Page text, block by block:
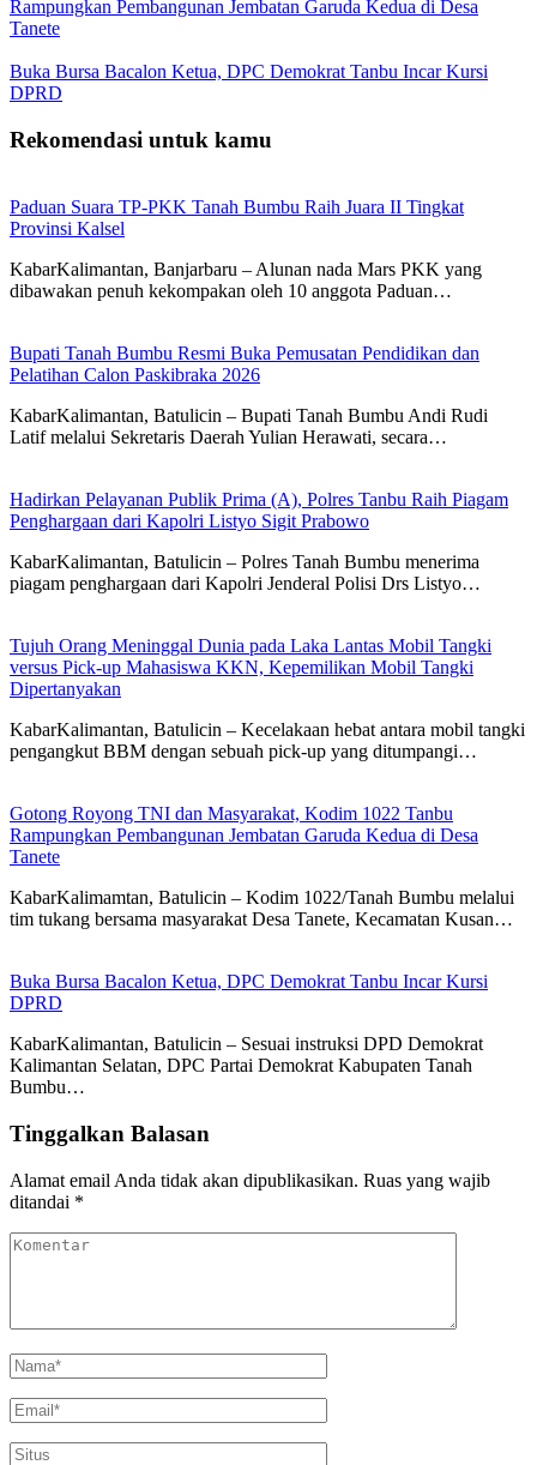
Rampungkan Pembangunan Jembatan Garuda Kedua di Desa
Tanete
Buka Bursa Bacalon Ketua, DPC Demokrat Tanbu Incar Kursi
DPRD
Rekomendasi untuk kamu
Paduan Suara TP-PKK Tanah Bumbu Raih Juara II Tingkat
Provinsi Kalsel
KabarKalimantan, Banjarbaru – Alunan nada Mars PKK yang
dibawakan penuh kekompakan oleh 10 anggota Paduan…
Bupati Tanah Bumbu Resmi Buka Pemusatan Pendidikan dan
Pelatihan Calon Paskibraka 2026
KabarKalimantan, Batulicin – Bupati Tanah Bumbu Andi Rudi
Latif melalui Sekretaris Daerah Yulian Herawati, secara…
Hadirkan Pelayanan Publik Prima (A), Polres Tanbu Raih Piagam
Penghargaan dari Kapolri Listyo Sigit Prabowo
KabarKalimantan, Batulicin – Polres Tanah Bumbu menerima
piagam penghargaan dari Kapolri Jenderal Polisi Drs Listyo…
Tujuh Orang Meninggal Dunia pada Laka Lantas Mobil Tangki
versus Pick-up Mahasiswa KKN, Kepemilikan Mobil Tangki
Dipertanyakan
KabarKalimantan, Batulicin – Kecelakaan hebat antara mobil tangki
pengangkut BBM dengan sebuah pick-up yang ditumpangi…
Gotong Royong TNI dan Masyarakat, Kodim 1022 Tanbu
Rampungkan Pembangunan Jembatan Garuda Kedua di Desa
Tanete
KabarKalimamtan, Batulicin – Kodim 1022/Tanah Bumbu melalui
tim tukang bersama masyarakat Desa Tanete, Kecamatan Kusan…
Buka Bursa Bacalon Ketua, DPC Demokrat Tanbu Incar Kursi
DPRD
KabarKalimantan, Batulicin – Sesuai instruksi DPD Demokrat
Kalimantan Selatan, DPC Partai Demokrat Kabupaten Tanah
Bumbu…
Tinggalkan Balasan
Alamat email Anda tidak akan dipublikasikan. Ruas yang wajib
ditandai *